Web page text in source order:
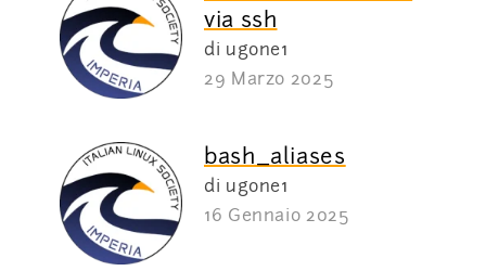
via ssh
di ugone1
29 Marzo 2025
bash_aliases
di ugone1
16 Gennaio 2025